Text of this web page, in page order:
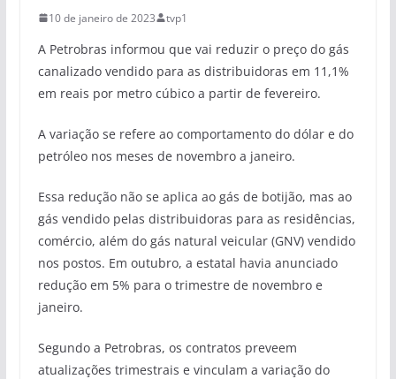
10 de janeiro de 2023 tvp1
A Petrobras informou que vai reduzir o preço do gás
canalizado vendido para as distribuidoras em 11,1%
em reais por metro cúbico a partir de fevereiro.
A variação se refere ao comportamento do dólar e do
petróleo nos meses de novembro a janeiro.
Essa redução não se aplica ao gás de botijão, mas ao
gás vendido pelas distribuidoras para as residências,
comércio, além do gás natural veicular (GNV) vendido
nos postos. Em outubro, a estatal havia anunciado
redução em 5% para o trimestre de novembro e
janeiro.
Segundo a Petrobras, os contratos preveem
atualizações trimestrais e vinculam a variação do